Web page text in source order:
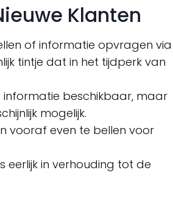
Klanten
of informatie opvragen via
tintje dat in het tijdperk van
informatie beschikbaar, maar
mogelijk.
vooraf even te bellen voor
eerlijk in verhouding tot de